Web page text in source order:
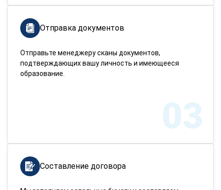
Отправка документов
Отправьте менеджеру сканы документов,
подтверждающих вашу личность и имеющееся
образование.
03
Составление договора